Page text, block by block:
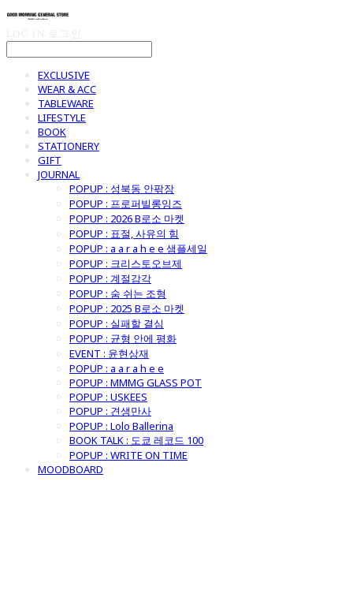
EXCLUSIVE
WEAR & ACC
TABLEWARE
LIFESTYLE
BOOK
STATIONERY
GIFT
JOURNAL
POPUP : 성북동 안팎장
POPUP : 프로퍼빌롱잉즈
POPUP : 2026 B로소 마켓
POPUP : 표절, 사유의 힘
POPUP : a a r a h e e 샘플세일
POPUP : 크리스토오브제
POPUP : 계절감각
POPUP : 숨 쉬는 조형
POPUP : 2025 B로소 마켓
POPUP : 실패할 결심
POPUP : 균형 안에 평화
EVENT : 윤현상재
POPUP : a a r a h e e
POPUP : MMMG GLASS POT
POPUP : USKEES
POPUP : 견생만사
POPUP : Lolo Ballerina
BOOK TALK : 도쿄 레코드 100
POPUP : WRITE ON TIME
MOODBOARD